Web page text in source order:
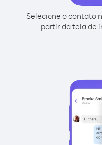
Selecione o contato
partir da tela de